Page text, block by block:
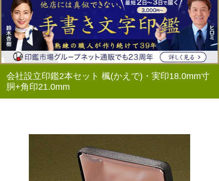
会社設立印鑑2本セット 楓(かえで)・実印18.0mm寸
胴+角印21.0mm